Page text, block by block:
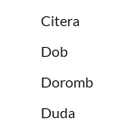
Citera
Dob
Doromb
Duda